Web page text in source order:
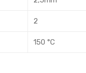
2
150 °C